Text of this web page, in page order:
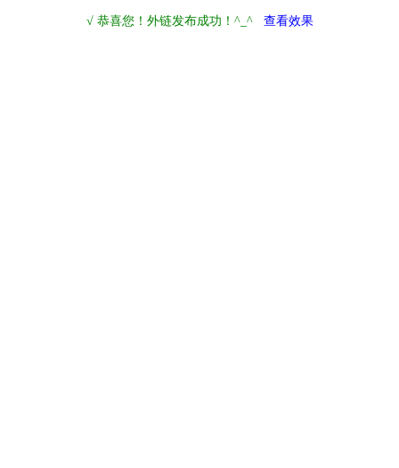
√ 恭喜您！外链发布成功！^_^ 查看效果